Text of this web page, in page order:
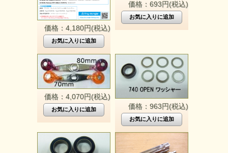
価格：4,180円(税込)
価格：693円(税込)
価格：4,070円(税込)
価格：963円(税込)